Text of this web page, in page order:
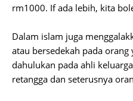
rm1000. If ada lebih, kita
Dalam islam juga
atau bersedekah pada
dahulukan pada ahli
retangga dan seterusnya